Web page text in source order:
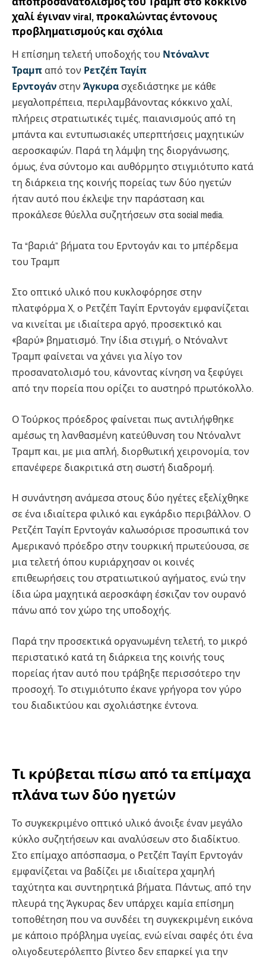
χαλί έγιναν viral, προκαλώντας έντονους
προβληματισμούς και σχόλια
Η επίσημη τελετή υποδοχής του Ντόναλντ
Τραμπ από τον Ρετζέπ Ταγίπ
Ερντογάν στην Άγκυρα σχεδιάστηκε με κάθε
μεγαλοπρέπεια, περιλαμβάνοντας κόκκινο χαλί,
πλήρεις στρατιωτικές τιμές, παιανισμούς από τη
μπάντα και εντυπωσιακές υπερπτήσεις μαχητικών
αεροσκαφών. Παρά τη λάμψη της διοργάνωσης,
όμως, ένα σύντομο και αυθόρμητο στιγμιότυπο κατά
τη διάρκεια της κοινής πορείας των δύο ηγετών
ήταν αυτό που έκλεψε την παράσταση και
προκάλεσε θύελλα συζητήσεων στα social media.
Τα “βαριά” βήματα του Ερντογάν και το μπέρδεμα
του Τραμπ
Στο οπτικό υλικό που κυκλοφόρησε στην
πλατφόρμα Χ, ο Ρετζέπ Ταγίπ Ερντογάν εμφανίζεται
να κινείται με ιδιαίτερα αργό, προσεκτικό και
«βαρύ» βηματισμό. Την ίδια στιγμή, ο Ντόναλντ
Τραμπ φαίνεται να χάνει για λίγο τον
προσανατολισμό του, κάνοντας κίνηση να ξεφύγει
από την πορεία που ορίζει το αυστηρό πρωτόκολλο.
Ο Τούρκος πρόεδρος φαίνεται πως αντιλήφθηκε
αμέσως τη λανθασμένη κατεύθυνση του Ντόναλντ
Τραμπ και, με μια απλή, διορθωτική χειρονομία, τον
επανέφερε διακριτικά στη σωστή διαδρομή.
Η συνάντηση ανάμεσα στους δύο ηγέτες εξελίχθηκε
σε ένα ιδιαίτερα φιλικό και εγκάρδιο περιβάλλον. Ο
Ρετζέπ Ταγίπ Ερντογάν καλωσόρισε προσωπικά τον
Αμερικανό πρόεδρο στην τουρκική πρωτεύουσα, σε
μια τελετή όπου κυριάρχησαν οι κοινές
επιθεωρήσεις του στρατιωτικού αγήματος, ενώ την
ίδια ώρα μαχητικά αεροσκάφη έσκιζαν τον ουρανό
πάνω από τον χώρο της υποδοχής.
Παρά την προσεκτικά οργανωμένη τελετή, το μικρό
περιστατικό κατά τη διάρκεια της κοινής τους
πορείας ήταν αυτό που τράβηξε περισσότερο την
προσοχή. Το στιγμιότυπο έκανε γρήγορα τον γύρο
του διαδικτύου και σχολιάστηκε έντονα.
Τι κρύβεται πίσω από τα επίμαχα
πλάνα των δύο ηγετών
Το συγκεκριμένο οπτικό υλικό άνοιξε έναν μεγάλο
κύκλο συζητήσεων και αναλύσεων στο διαδίκτυο.
Στο επίμαχο απόσπασμα, ο Ρετζέπ Ταγίπ Ερντογάν
εμφανίζεται να βαδίζει με ιδιαίτερα χαμηλή
ταχύτητα και συντηρητικά βήματα. Πάντως, από την
πλευρά της Άγκυρας δεν υπάρχει καμία επίσημη
τοποθέτηση που να συνδέει τη συγκεκριμένη εικόνα
με κάποιο πρόβλημα υγείας, ενώ είναι σαφές ότι ένα
ολιγοδευτερόλεπτο βίντεο δεν επαρκεί για την